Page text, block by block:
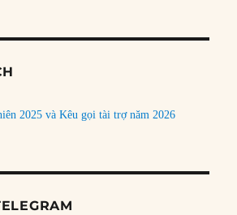
2025 và Kêu gọi tài trợ năm 2026